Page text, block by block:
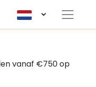
vanaf €750 op